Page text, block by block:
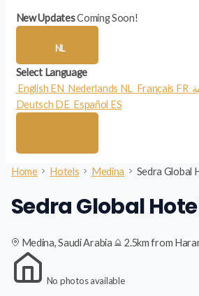
New UpdatesComing Soon!
NL
Select Language
English EN Nederlands NL Français FR
Deutsch DE Español ES
Home Hotels Medina Sedra Global
Sedra Global
Medina, Saudi Arabia 2.5km from
No photos available